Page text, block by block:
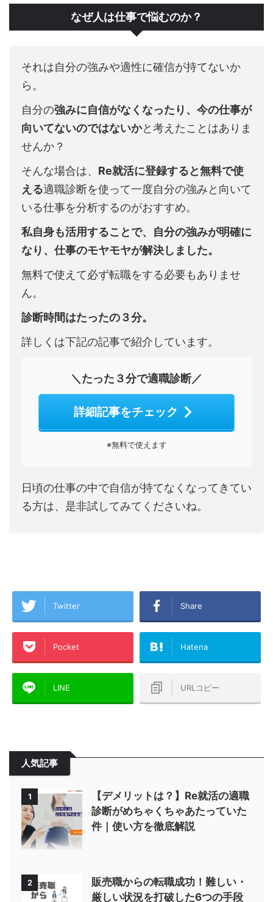
なぜ人は仕事で悩むのか？
それは自分の強みや適性に確信が持てないか
ら。
自分の強みに自信がなくなったり、今の仕事が
向いてないのではないかと考えたことはありま
せんか？
そんな場合は、 Re就活に登録すると無料で使
える適職診断を使って一度自分の強みと向いて
いる仕事を分析するのがおすすめ。
私自身も活用することで、自分の強みが明確に
なり、仕事のモヤモヤが解決しました。
無料で使えて必ず転職をする必要もありませ
ん。
診断時間はたったの３分。
詳しくは下記の記事で紹介しています。
＼たった３分で適職診断／
詳細記事をチェック
※無料で使えます
日頃の仕事の中で自信が持てなくなってきてい
る方は、是非試してみてくださいね。
Twitter Share
Pocket Hatena
LINE URLコピー
人気記事
1
【デメリットは？】Re就活の適職
診断がめちゃくちゃあたっていた
件｜使い方を徹底解説
2
販売職からの転職成功！難しい・
厳しい状況を打破した6つの手段